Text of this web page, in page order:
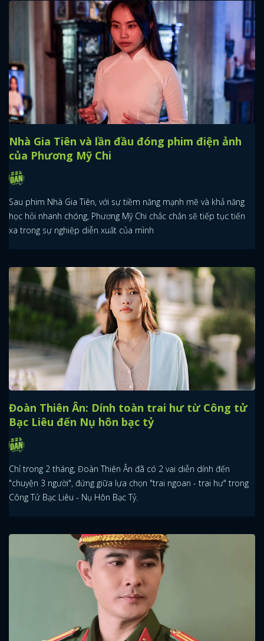
FACEBOOK GOOGLE
Nhà Gia Tiên và lần đầu đóng phim điện ảnh
của Phương Mỹ Chi
Sau phim Nhà Gia Tiên, với sự tiềm năng mạnh mẽ và khả năng
học hỏi nhanh chóng, Phương Mỹ Chi chắc chắn sẽ tiếp tục tiến
xa trong sự nghiệp diễn xuất của mình
Đoàn Thiên Ân: Dính toàn trai hư từ Công tử
Bạc Liêu đến Nụ hôn bạc tỷ
Chỉ trong 2 tháng, Đoàn Thiên Ân đã có 2 vai diễn dính đến
"chuyện 3 người", đứng giữa lựa chọn "trai ngoan - trai hư" trong
Công Tử Bạc Liêu - Nụ Hôn Bạc Tỷ.